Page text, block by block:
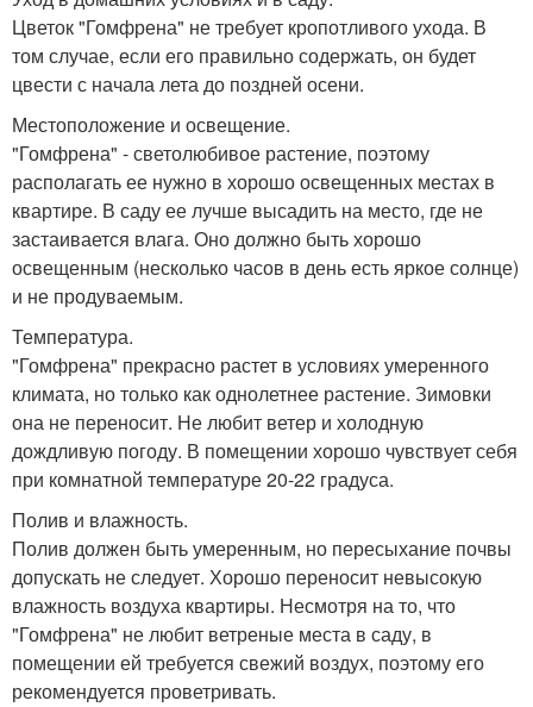
Цветок "Гомфрена" не требует кропотливого ухода. В
том случае, если его правильно содержать, он будет
цвести с начала лета до поздней осени.
Местоположение и освещение.
"Гомфрена" - светолюбивое растение, поэтому
располагать ее нужно в хорошо освещенных местах в
квартире. В саду ее лучше высадить на место, где не
застаивается влага. Оно должно быть хорошо
освещенным (несколько часов в день есть яркое солнце)
и не продуваемым.
Температура.
"Гомфрена" прекрасно растет в условиях умеренного
климата, но только как однолетнее растение. Зимовки
она не переносит. Не любит ветер и холодную
дождливую погоду. В помещении хорошо чувствует себя
при комнатной температуре 20-22 градуса.
Полив и влажность.
Полив должен быть умеренным, но пересыхание почвы
допускать не следует. Хорошо переносит невысокую
влажность воздуха квартиры. Несмотря на то, что
"Гомфрена" не любит ветреные места в саду, в
помещении ей требуется свежий воздух, поэтому его
рекомендуется проветривать.